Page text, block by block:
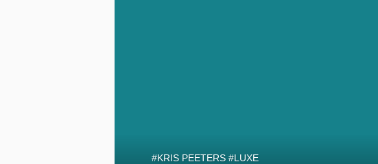
KRIS PEETERS LUXE